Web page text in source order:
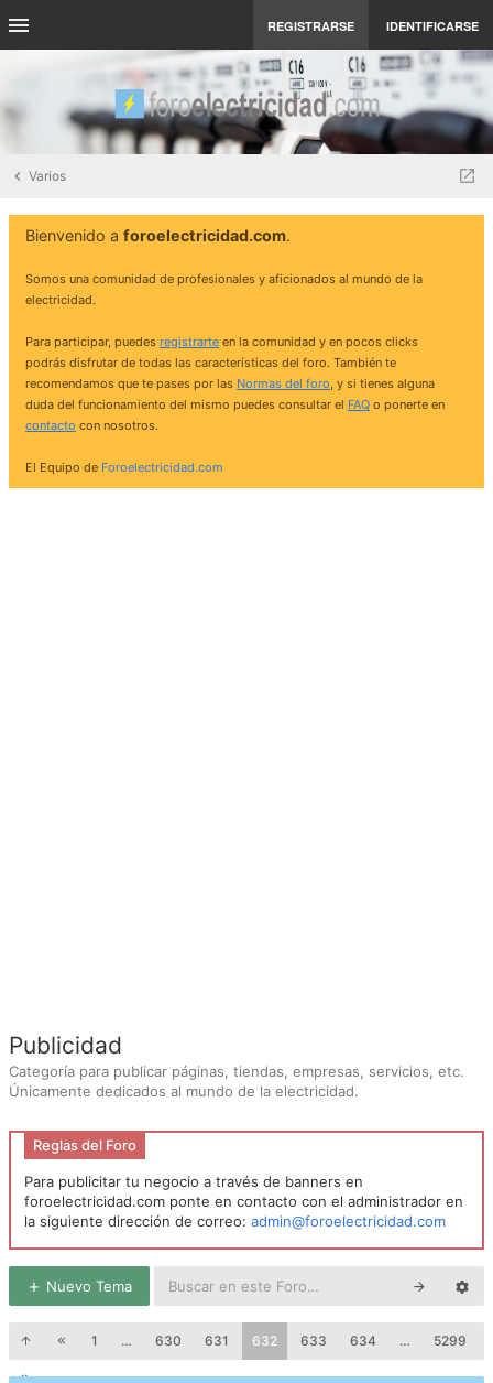
REGISTRARSE IDENTIFICARSE
Varios
Bienvenido a foroelectricidad.com.
Somos una comunidad de profesionales y aficionados al mundo de la
electricidad.
Para participar, puedes registrarte en la comunidad y en pocos clicks
podrás disfrutar de todas las características del foro. También te
recomendamos que te pases por las Normas del foro, y si tienes alguna
duda del funcionamiento del mismo puedes consultar el FAQ o ponerte en
contacto con nosotros.
El Equipo de Foroelectricidad.com
Publicidad
Categoría para publicar páginas, tiendas, empresas, servicios, etc.
Únicamente dedicados al mundo de la electricidad.
Reglas del Foro
Para publicitar tu negocio a través de banners en
foroelectricidad.com ponte en contacto con el administrador en
la siguiente dirección de correo: admin@foroelectricidad.com
Nuevo Tema
1 … 630 631 632 633 634 … 5299